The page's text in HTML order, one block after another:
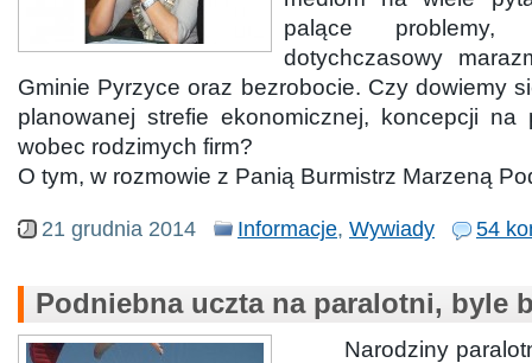
palące
dotychczasowy
Gminie Pyrzyce oraz bezrobocie. Czy dowiemy
planowanej strefie ekonomicznej, koncepcji na
wobec rodzimych firm?
O tym, w rozmowie z Panią Burmistrz Marzeną
21 grudnia 2014 Informacje, Wywiady 54
Podniebna uczta na paralotni, byle
Narodziny